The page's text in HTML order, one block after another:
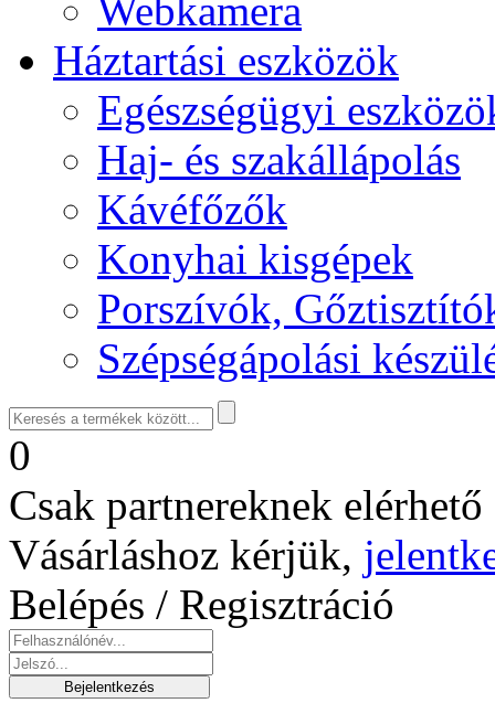
Webkamera
Háztartási eszközök
Egészségügyi
Haj- és szakállápolás
Kávéfőzők
Konyhai kisgépek
Porszívók,
Szépségápolási
0
Csak partnereknek
Vásárláshoz kérjük,
Belépés / Regisztráció